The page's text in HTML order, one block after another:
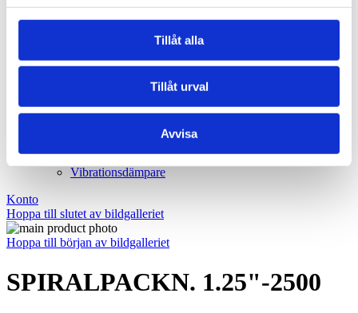
Tillåt alla
Tillåt urval
Avvisa
Klassiska kilremmar
Koniska klämbussningar
Rullkedja
Vibrationsdämpare
Vibrationsdämpare
Konto
Hoppa till slutet av bildgalleriet
Hoppa till början av bildgalleriet
SPIRALPACKN. 1.25"-2500